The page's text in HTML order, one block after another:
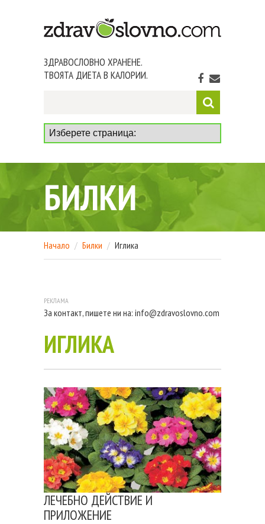
ЗДРАВОСЛОВНО ХРАНЕНЕ.
ТВОЯТА ДИЕТА В КАЛОРИИ.
БИЛКИ
Начало Билки Иглика
За контакт, пишете ни на: info@zdravoslovno.com
ИГЛИКА
ЛЕЧЕБНО ДЕЙСТВИЕ И
ПРИЛОЖЕНИЕ